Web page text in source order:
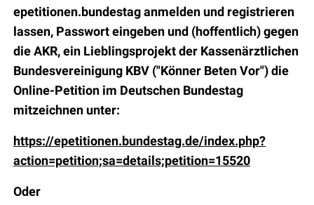
epetitionen.bundestag anmelden und registrieren
lassen, Passwort eingeben und (hoffentlich) gegen
die AKR, ein Lieblingsprojekt der Kassenärztlichen
Bundesvereinigung KBV ("Könner Beten Vor") die
Online-Petition im Deutschen Bundestag
mitzeichnen unter:
https://epetitionen.bundestag.de/index.php?
action=petition;sa=details;petition=15520
Oder